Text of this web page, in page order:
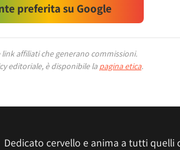
preferita su Google
affiliati che generano commissioni.
editoriale, è disponibile la pagina etica.
Dedicato cervello e anima a tutti quelli